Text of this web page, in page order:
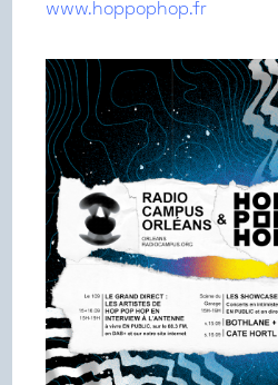
www.hoppophop.fr